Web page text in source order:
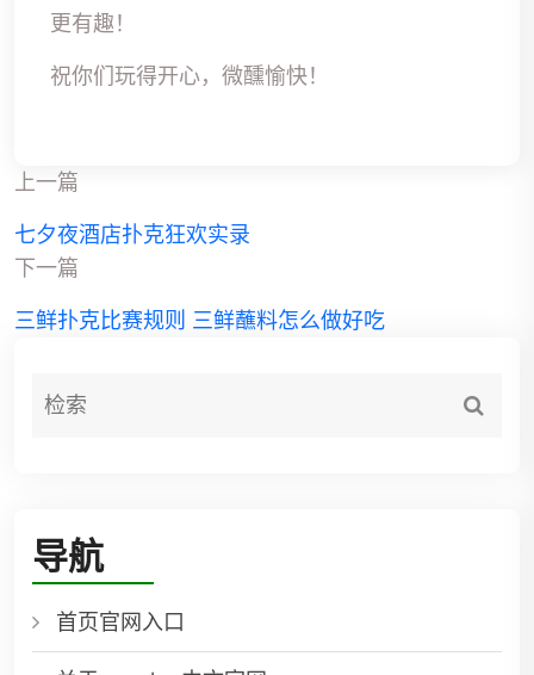
更有趣！
祝你们玩得开心，微醺愉快！
上一篇
七夕夜酒店扑克狂欢实录
下一篇
三鲜扑克比赛规则 三鲜蘸料怎么做好吃
导航
首页官网入口